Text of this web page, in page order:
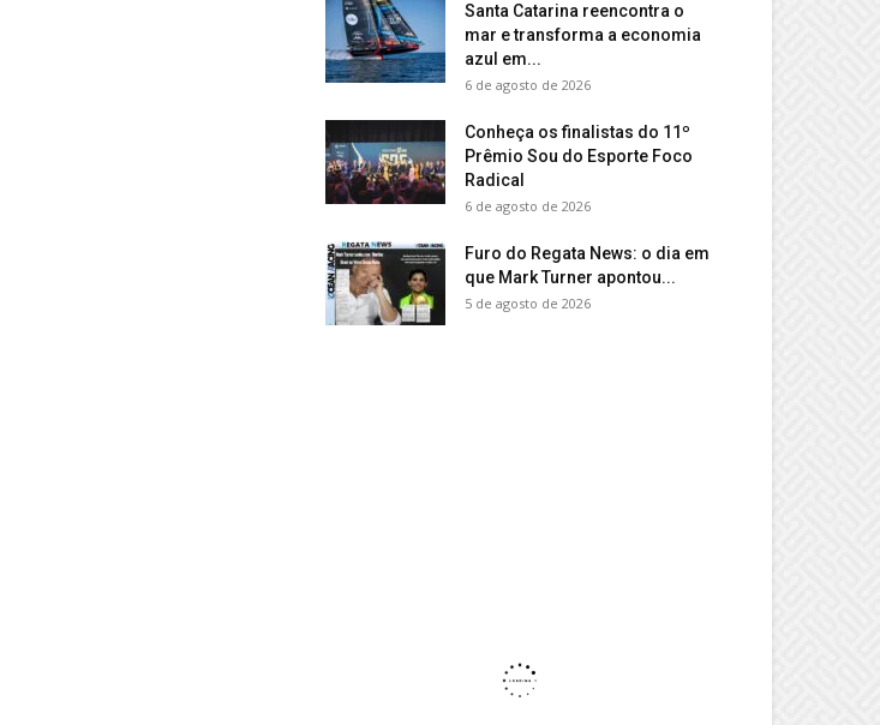
Santa Catarina reencontra o
mar e transforma a economia
azul em...
6 de agosto de 2026
Conheça os finalistas do 11º
Prêmio Sou do Esporte Foco
Radical
6 de agosto de 2026
Furo do Regata News: o dia em
que Mark Turner apontou...
5 de agosto de 2026